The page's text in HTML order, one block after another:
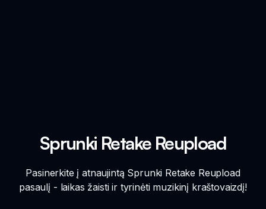
Sprunki Retake Reupload
Pasinerkite į atnaujintą Sprunki Retake Reupload
pasaulį - laikas žaisti ir tyrinėti muzikinį kraštovaizdį!